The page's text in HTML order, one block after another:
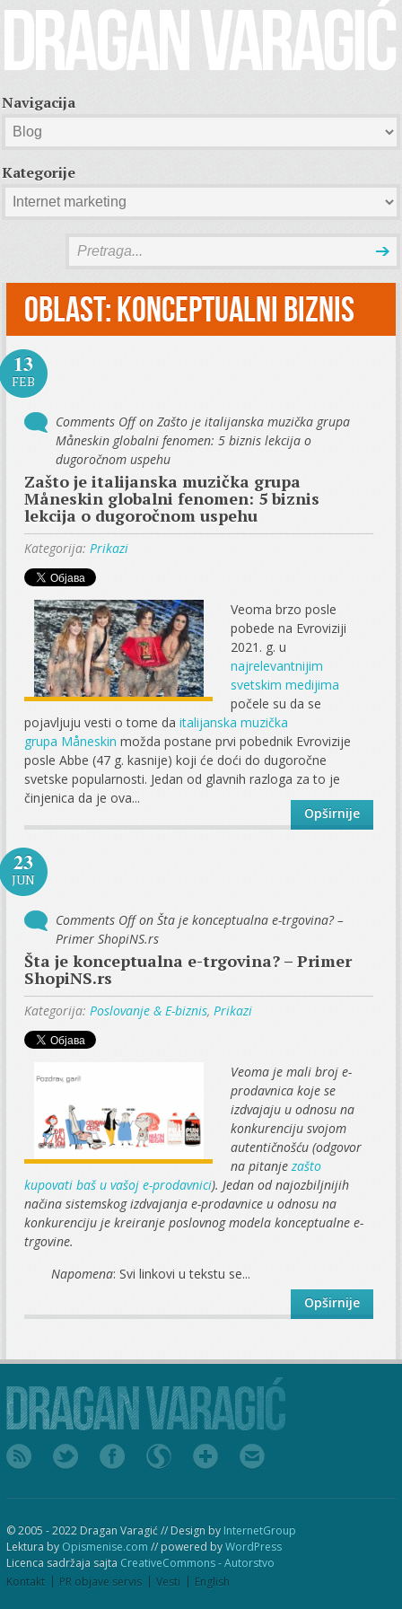
Navigacija
Kategorije
Oblast:Konceptualni biznis
13
FEB
Comments Offon Zašto je italijanska muzička grupa
Måneskin globalni fenomen: 5 biznis lekcija o
dugoročnom uspehu
Zašto je italijanska muzička grupa
Måneskin globalni fenomen: 5 biznis
lekcija o dugoročnom uspehu
Kategorija: Prikazi
Veoma brzo posle
pobede na Evroviziji
2021. g. u
najrelevantnijim
svetskim medijima
počele su da se
pojavljuju vesti o tome daitalijanska muzička
grupa Måneskin možda postane prvi pobednik Evrovizije
posle Abbe (47 g. kasnije) koji će doći do dugoročne
svetske popularnosti. Jedan od glavnih razloga za to je
činjenica da je ova...
Opširnije
23
JUN
Comments Offon Šta je konceptualna e-trgovina? –
Primer ShopiNS.rs
Šta je konceptualna e-trgovina? – Primer
ShopiNS.rs
Kategorija: Poslovanje & E-biznis, Prikazi
Veoma je mali broj e-
prodavnica koje se
izdvajaju u odnosu na
konkurenciju svojom
autentičnošću (odgovor
na pitanjezašto
kupovati baš u vašoj e-prodavnici). Jedan od najozbiljnijih
načina sistemskog izdvajanja e-prodavnice u odnosu na
konkurenciju je kreiranje poslovnog modela konceptualne e-
trgovine.
Napomena: Svi linkovi u tekstu se...
Opširnije
© 2005 - 2022 Dragan Varagić // Design by InternetGroup
Lektura by Opismenise.com // powered byWordPress
Licenca sadržaja sajta CreativeCommons - Autorstvo
Kontakt
PR objave servis Vesti English